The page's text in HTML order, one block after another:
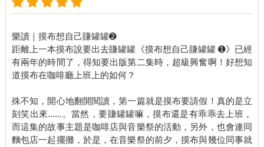
樂讀｜摸布想自己賺罐罐➋
距離上一本摸布說要出去賺罐罐《摸布想自己賺罐罐 ➊》已經
有兩年的時間了，得知要出版第二集時，超級興奮啊！好想知
道摸布在咖啡廳上班上的如何？
殊不知，開心地翻開閱讀，第一篇就是摸布要請假！真的是立
刻笑出來......。當然，要賺罐罐嘛，摸布還是有乖乖去上班，
而這集的故事主題是咖啡店與音樂祭的活動，另外，也會連同
麵包店一起擺攤，於是，在音樂祭的前夕，摸布與幾位同事就